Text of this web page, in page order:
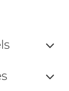
ou